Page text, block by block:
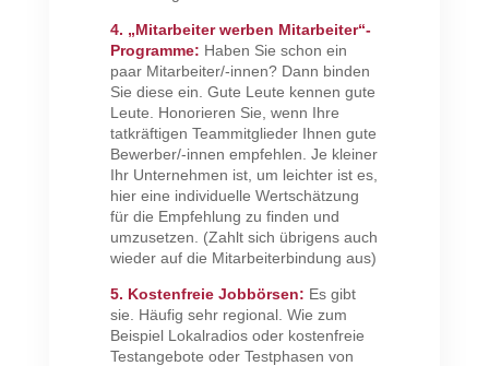
4. „Mitarbeiter werben Mitarbeiter“-
Programme: Haben Sie schon ein
paar Mitarbeiter/-innen? Dann binden
Sie diese ein. Gute Leute kennen gute
Leute. Honorieren Sie, wenn Ihre
tatkräftigen Teammitglieder Ihnen gute
Bewerber/-innen empfehlen. Je kleiner
Ihr Unternehmen ist, um leichter ist es,
hier eine individuelle Wertschätzung
für die Empfehlung zu finden und
umzusetzen. (Zahlt sich übrigens auch
wieder auf die Mitarbeiterbindung aus)
5. Kostenfreie Jobbörsen: Es gibt
sie. Häufig sehr regional. Wie zum
Beispiel Lokalradios oder kostenfreie
Testangebote oder Testphasen von